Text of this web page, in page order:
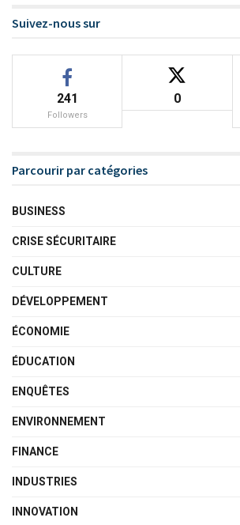
Suivez-nous sur
241
Followers
0
Parcourir par catégories
BUSINESS
CRISE SÉCURITAIRE
CULTURE
DÉVELOPPEMENT
ÉCONOMIE
ÉDUCATION
ENQUÊTES
ENVIRONNEMENT
FINANCE
INDUSTRIES
INNOVATION